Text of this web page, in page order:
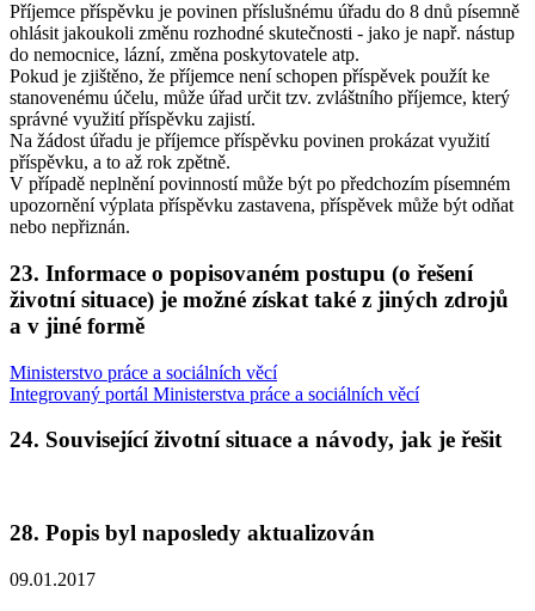
Příjemce příspěvku je povinen příslušnému úřadu do 8 dnů písemně
ohlásit jakoukoli změnu rozhodné skutečnosti - jako je např. nástup
do nemocnice, lázní, změna poskytovatele atp.
Pokud je zjištěno, že příjemce není schopen příspěvek použít ke
stanovenému účelu, může úřad určit tzv. zvláštního příjemce, který
správné využití příspěvku zajistí.
Na žádost úřadu je příjemce příspěvku povinen prokázat využití
příspěvku, a to až rok zpětně.
V případě neplnění povinností může být po předchozím písemném
upozornění výplata příspěvku zastavena, příspěvek může být odňat
nebo nepřiznán.
23. Informace o popisovaném postupu (o řešení
životní situace) je možné získat také z jiných zdrojů
a v jiné formě
Ministerstvo práce a sociálních věcí
Integrovaný portál Ministerstva práce a sociálních věcí
24. Související životní situace a návody, jak je řešit
28. Popis byl naposledy aktualizován
09.01.2017